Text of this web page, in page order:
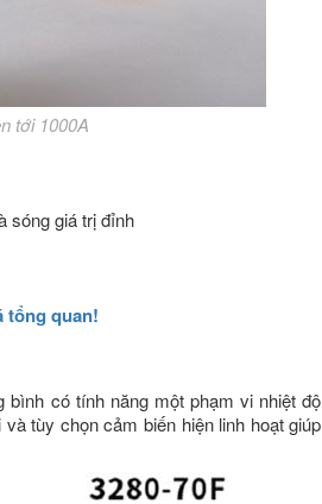
tới 1000A
sóng giá trị đỉnh
tổng quan!
có tính năng một phạm vi nhiệt độ
tùy chọn cảm biến hiện linh hoạt giúp